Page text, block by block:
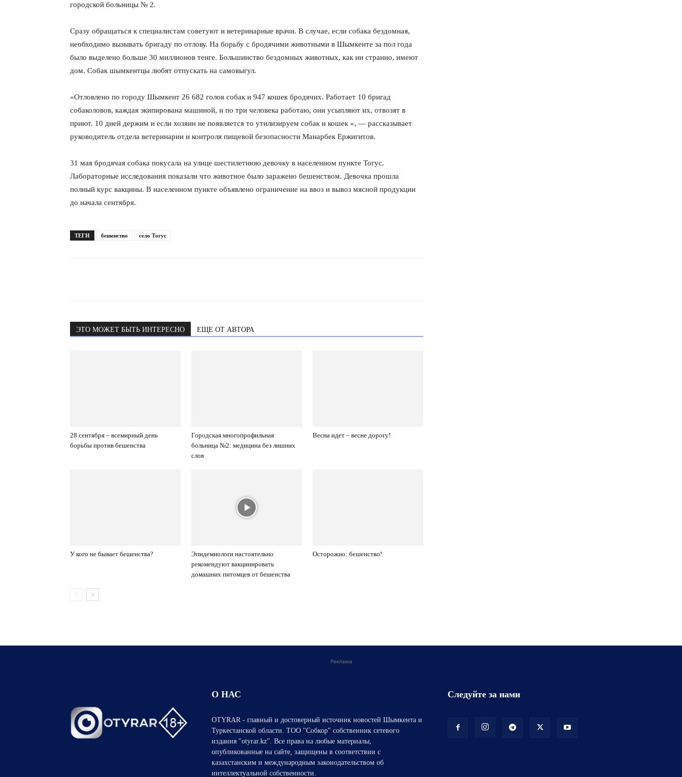
городской больницы № 2.
Сразу обращаться к специалистам советуют и ветеринарные врачи. В случае, если собака бездомная,
необходимо вызывать бригаду по отлову. На борьбу с бродячими животными в Шымкенте за пол года
было выделено больше 30 миллионов тенге. Большинство бездомных животных, как ни странно, имеют
дом. Собак шымкентцы любят отпускать на самовыгул.
«Отловлено по городу Шымкент 26 682 голов собак и 947 кошек бродячих. Работает 10 бригад
собаколовов, каждая экипирована машиной, и по три человека работаю, они усыпляют их, отвозят в
приют. 10 дней держим и если хозяин не появляется то утилизируем собак и кошек «, — рассказывает
руководитель отдела ветеринарии и контроля пищевой безопасности Манарбек Ержигитов.
31 мая бродячая собака покусала на улице шестилетнюю девочку в населенном пункте Тогус.
Лабораторные исследования показали что животное было заражено бешенством. Девочка прошла
полный курс вакцины. В населенном пункте объявлено ограничение на ввоз и вывоз мясной продукции
до начала сентября.
ТЕГИ бешенство село Тогус
ЭТО МОЖЕТ БЫТЬ ИНТЕРЕСНО ЕЩЕ ОТ АВТОРА
28 сентября – всемирный день
борьбы против бешенства
Городская многопрофильная
больница №2: медицина без лишних
слов
Весна идет – весне дорогу!
У кого не бывает бешенства?
Эпидемиологи настоятельно
рекомендуют вакцинировать
домашних питомцев от бешенства
Осторожно: бешенство!
Реклама
О НАС
OTYRAR - главный и достоверный источник новостей Шымкента и
Туркестанской области. ТОО "Собкор" собственник сетевого
издания "otyrar.kz". Все права на любые материалы,
опубликованные на сайте, защищены в соответствии с
казахстанским и международным законодательством об
интеллектуальной собственности.
Следуйте за нами